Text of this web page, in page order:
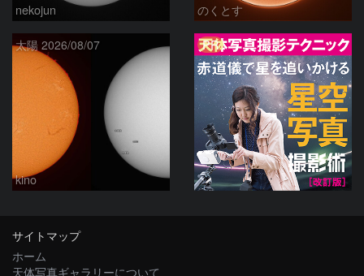
nekojun のくとす
太陽 2026/08/07
kino
PR
サイトマップ
ホーム
天体写真ギャラリーについて